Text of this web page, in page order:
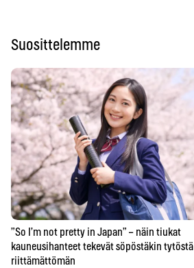
Suosittelemme
”So I’m not pretty in Japan” – näin tiukat
kauneusihanteet tekevät söpöstäkin tytöstä
riittämättömän